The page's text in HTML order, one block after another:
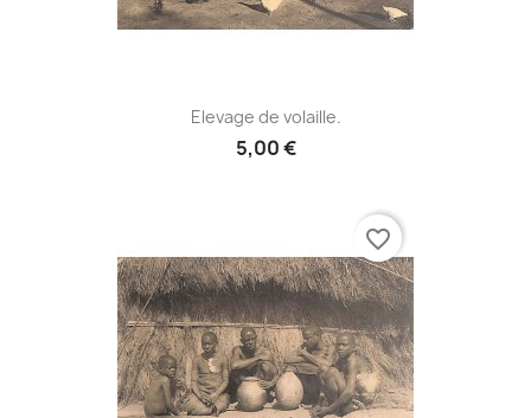
Elevage de volaille.
5,00 €
favorite_border